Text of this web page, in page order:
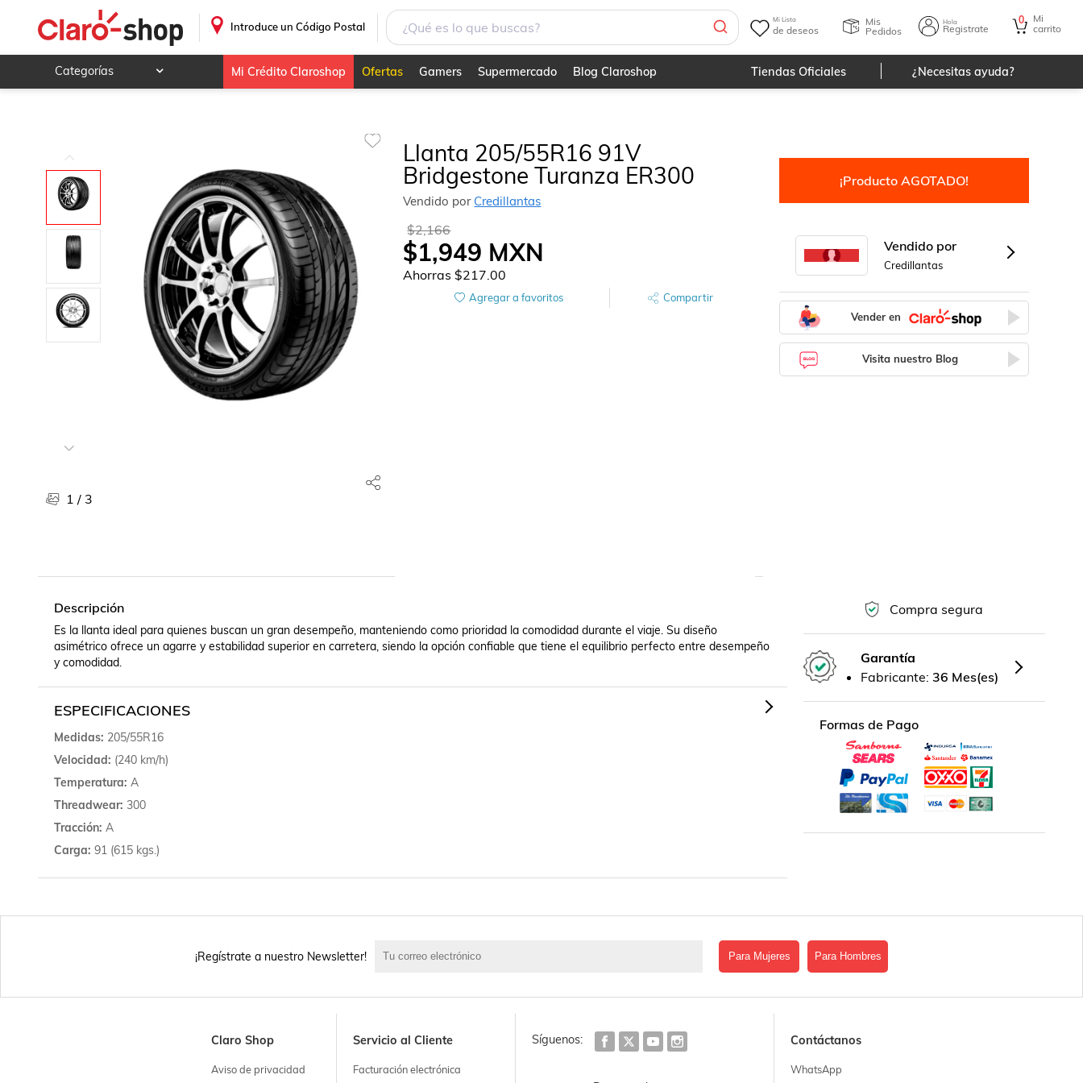
Introduce un Código Postal
Mi Lista
de deseos
Mis
Pedidos
Hola
Registrate
0
Mi
carrito
Categorías
Deportes y ocio
Animales y mascotas
Ferretería y autos
Ropa, calzado y accesorios
Salud, belleza y cuidado personal
Joyería y relojes
Juegos y juguetes
Mi Crédito Claroshop Ofertas Gamers Supermercado Blog Claroshop Tiendas Oficiales ¿Necesitas ayuda?
1 / 3
Llanta 205/55R16 91V
Bridgestone Turanza ER300
Vendido por Credillantas
$2,166
$1,949 MXN
Ahorras$217.00
Agregar a favoritos Compartir
¡Producto AGOTADO!
Vendido por
Credillantas
Vender en
Visita nuestro Blog
Descripción
Es la llanta ideal para quienes buscan un gran desempeño, manteniendo como prioridad la comodidad durante el viaje. Su diseño
asimétrico ofrece un agarre y estabilidad superior en carretera, siendo la opción confiable que tiene el equilibrio perfecto entre desempeño
y comodidad.
ESPECIFICACIONES
Medidas 205/55R16
Velocidad (240 km/h)
Temperatura A
Threadwear 300
Tracción A
Carga 91 (615 kgs.)
Compra segura
Garantía
Fabricante: 36 Mes(es)
Formas de Pago
¡Regístrate a nuestro Newsletter! Para Mujeres Para Hombres
Claro Shop
Aviso de privacidad
Servicio al Cliente
Facturación electrónica
Síguenos: Contáctanos
WhatsApp
Llanta 205/55R16 91V Bridgestone Turanza ER300